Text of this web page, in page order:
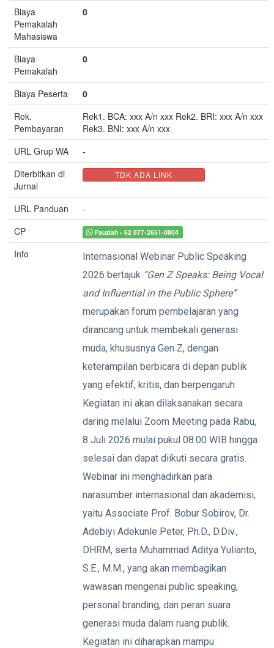
Biaya
Pemakalah
Mahasiswa
0
Biaya
Pemakalah
0
Biaya Peserta
0
Rek.
Pembayaran
Rek1. BCA: xxx A/n xxx Rek2. BRI: xxx A/n xxx
Rek3. BNI: xxx A/n xxx
URL Grup WA
-
Diterbitkan di
Jurnal
TDK ADA LINK
URL Panduan
-
CP
Fauziah - 62 877-2651-0804
Info
Internasional Webinar Public Speaking
2026 bertajuk “Gen Z Speaks: Being Vocal
and Influential in the Public Sphere”
merupakan forum pembelajaran yang
dirancang untuk membekali generasi
muda, khususnya Gen Z, dengan
keterampilan berbicara di depan publik
yang efektif, kritis, dan berpengaruh.
Kegiatan ini akan dilaksanakan secara
daring melalui Zoom Meeting pada Rabu,
8 Juli 2026 mulai pukul 08.00 WIB hingga
selesai dan dapat diikuti secara gratis.
Webinar ini menghadirkan para
narasumber internasional dan akademisi,
yaitu Associate Prof. Bobur Sobirov, Dr.
Adebiyi Adekunle Peter, Ph.D., D.Div.,
DHRM, serta Muhammad Aditya Yulianto,
S.E., M.M., yang akan membagikan
wawasan mengenai public speaking,
personal branding, dan peran suara
generasi muda dalam ruang publik.
Kegiatan ini diharapkan mampu